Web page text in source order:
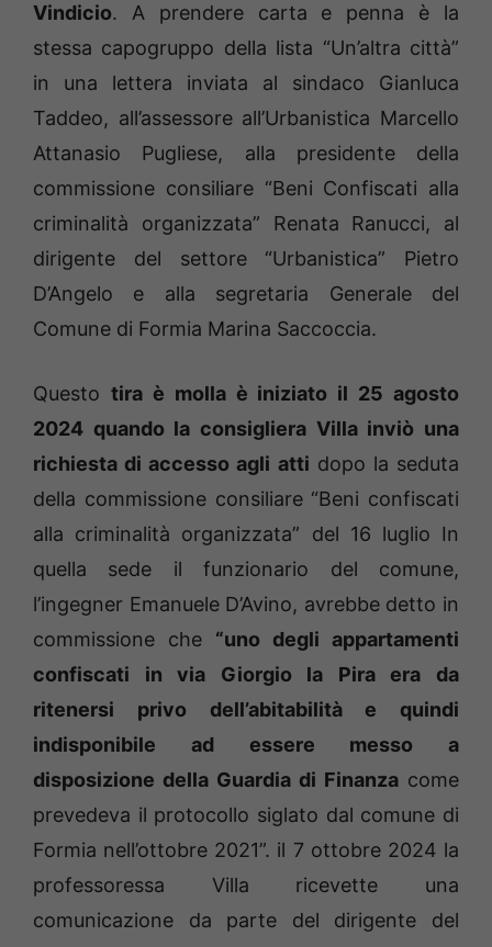
Vindicio. A prendere carta e penna è la
stessa capogruppo della lista “Un’altra città”
in una lettera inviata al sindaco Gianluca
Taddeo, all’assessore all’Urbanistica Marcello
Attanasio Pugliese, alla presidente della
commissione consiliare “Beni Confiscati alla
criminalità organizzata” Renata Ranucci, al
dirigente del settore “Urbanistica” Pietro
D’Angelo e alla segretaria Generale del
Comune di Formia Marina Saccoccia.
Questo tira è molla è iniziato il 25 agosto
2024 quando la consigliera Villa inviò una
richiesta di accesso agli atti dopo la seduta
della commissione consiliare “Beni confiscati
alla criminalità organizzata” del 16 luglio In
quella sede il funzionario del comune,
l’ingegner Emanuele D’Avino, avrebbe detto in
commissione che “uno degli appartamenti
confiscati in via Giorgio la Pira era da
ritenersi privo dell’abitabilità e quindi
indisponibile ad essere messo a
disposizione della Guardia di Finanza come
prevedeva il protocollo siglato dal comune di
Formia nell’ottobre 2021”. il 7 ottobre 2024 la
professoressa Villa ricevette una
comunicazione da parte del dirigente del